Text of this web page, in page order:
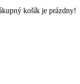
košík je prázdny!